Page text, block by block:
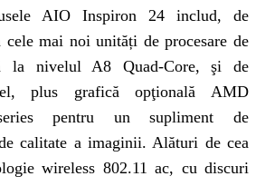
AIO Inspiron 24 includ, de
cele mai noi unități de procesare de
la nivelul A8 Quad-Core, şi de
plus grafică opţională AMD
pentru un supliment de
calitate a imaginii. Alături de cea
wireless 802.11 ac, cu discuri